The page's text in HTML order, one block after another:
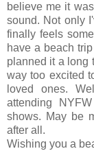
believe me it
sound. Not only
finally feels
have a beach
planned it a long
way too excited
loved ones.
attending
shows. May be
after all.
Wishing you a